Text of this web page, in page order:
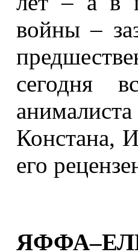
войны –
сегодня
Констана,
его